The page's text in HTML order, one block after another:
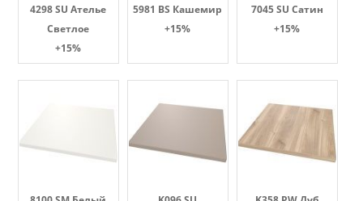
4298 SU Ателье
Светлое
+15%
5981 BS Кашемир
+15%
7045 SU Сатин
+15%